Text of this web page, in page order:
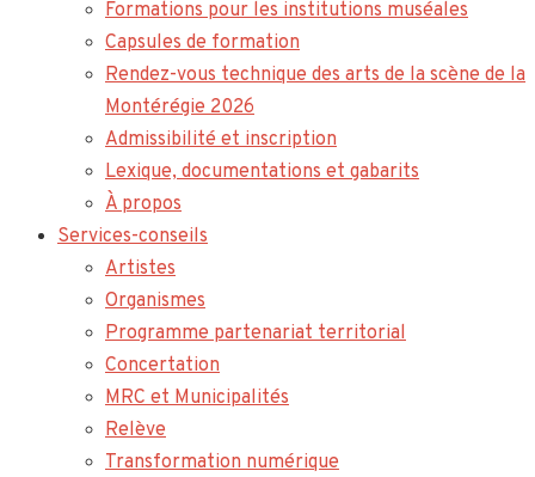
Formations pour les institutions muséales
Capsules de formation
Rendez-vous technique des arts de la scène de la
Montérégie 2026
Admissibilité et inscription
Lexique, documentations et gabarits
À propos
Services-conseils
Artistes
Organismes
Programme partenariat territorial
Concertation
MRC et Municipalités
Relève
Transformation numérique